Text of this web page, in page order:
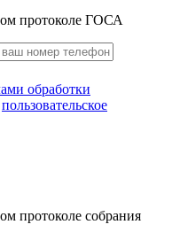
протоколе ГОСА
обработки
пользовательское
протоколе собрания